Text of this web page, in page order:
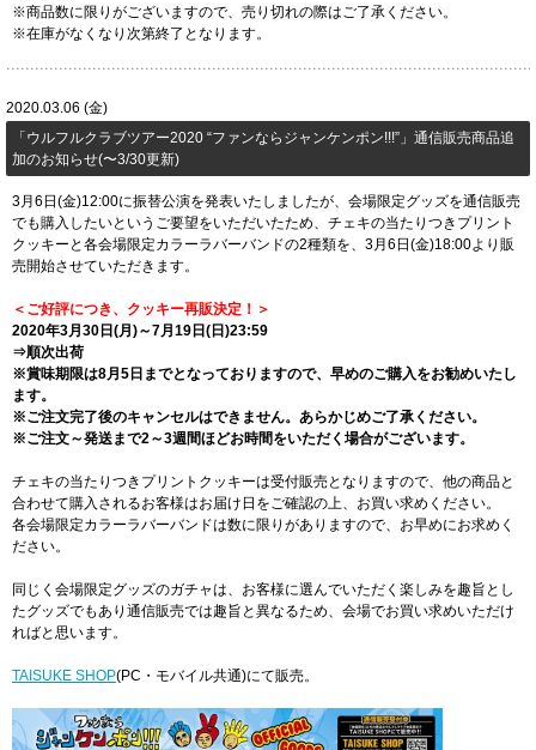
※商品数に限りがございますので、売り切れの際はご了承ください。
※在庫がなくなり次第終了となります。
2020.03.06 (金)
「ウルフルクラブツアー2020 “ファンならジャンケンポン!!!”」通信販売商品追
加のお知らせ(〜3/30更新)
3月6日(金)12:00に振替公演を発表いたしましたが、会場限定グッズを通信販売
でも購入したいというご要望をいただいたため、チェキの当たりつきプリント
クッキーと各会場限定カラーラバーバンドの2種類を、3月6日(金)18:00より販
売開始させていただきます。
＜ご好評につき、クッキー再販決定！＞
2020年3月30日(月)～7月19日(日)23:59
⇒順次出荷
※賞味期限は8月5日までとなっておりますので、早めのご購入をお勧めいたし
ます。
※ご注文完了後のキャンセルはできません。あらかじめご了承ください。
※ご注文～発送まで2～3週間ほどお時間をいただく場合がございます。
チェキの当たりつきプリントクッキーは受付販売となりますので、他の商品と
合わせて購入されるお客様はお届け日をご確認の上、お買い求めください。
各会場限定カラーラバーバンドは数に限りがありますので、お早めにお求めく
ださい。
同じく会場限定グッズのガチャは、お客様に選んでいただく楽しみを趣旨とし
たグッズでもあり通信販売では趣旨と異なるため、会場でお買い求めいただけ
ればと思います。
TAISUKE SHOP(PC・モバイル共通)にて販売。